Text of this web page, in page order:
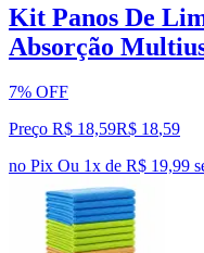
Kit Panos De
Absorção
7% OFF
Preço R$ 18,59R$ 18,59
no Pix Ou 1x de R$ 19,99